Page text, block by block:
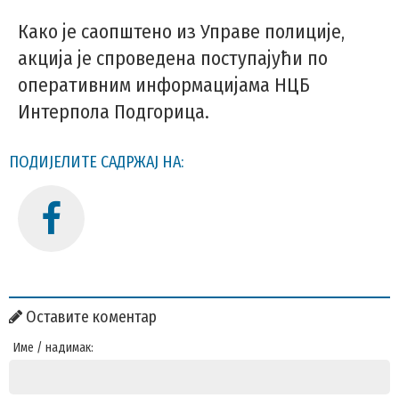
Како је саопштено из Управе полиције,
акција је спроведена поступајући по
оперативним информацијама НЦБ
Интерпола Подгорица.
ПОДИЈЕЛИТЕ САДРЖАЈ НА:
Оставите коментар
Име / надимак: